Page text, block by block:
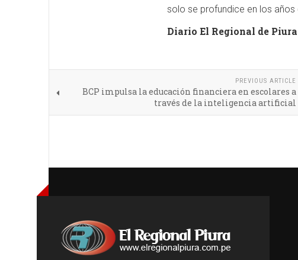
solo se profundice en los años
Diario El Regional de Piura
PREVIOUS ARTICLE
BCP impulsa la educación financiera en escolares a
través de la inteligencia artificial